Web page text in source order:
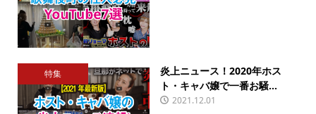
特集
炎上ニュース！2020年ホス
ト・キャバ嬢で一番お騒...
2021.12.01